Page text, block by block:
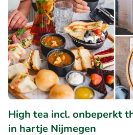
High tea incl. onbeperkt
in hartje Nijmegen